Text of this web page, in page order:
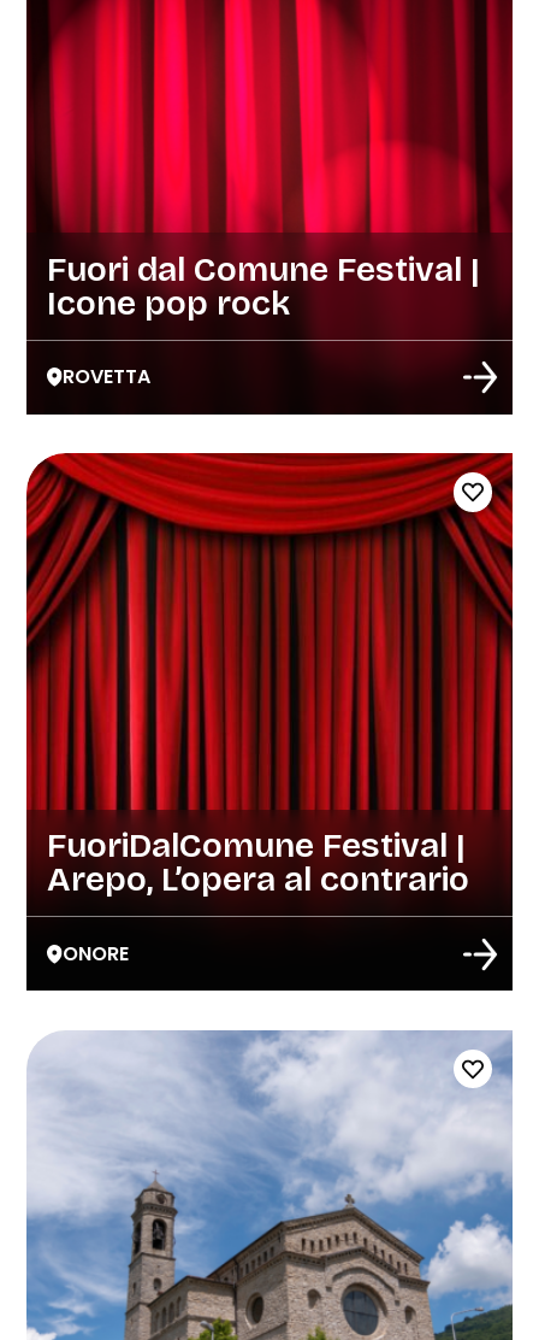
Fuori dal Comune Festival |
Icone pop rock
ROVETTA
FuoriDalComune Festival |
Arepo, L’opera al contrario
ONORE